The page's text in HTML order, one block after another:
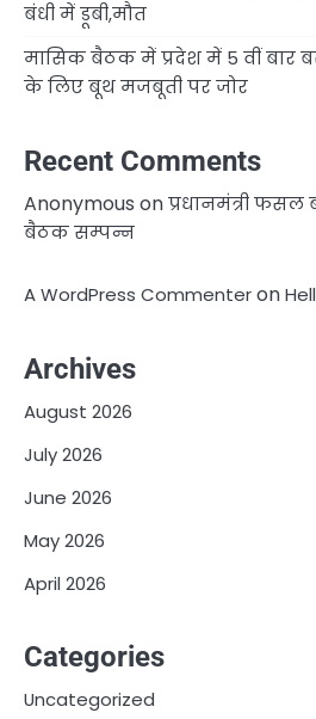
बंधी में डूबी,मौत
मासिक बैठक में प्रदेश में 5 वीं बार
के लिए बूथ मजबूती पर जोर
Recent Comments
Anonymous onप्रधानमंत्री फसल
बैठक सम्पन्न
A WordPress Commenteron
Archives
August 2026
July 2026
June 2026
May 2026
April 2026
Categories
Uncategorized